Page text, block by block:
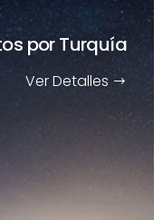
por Turquía
Ver Detalles